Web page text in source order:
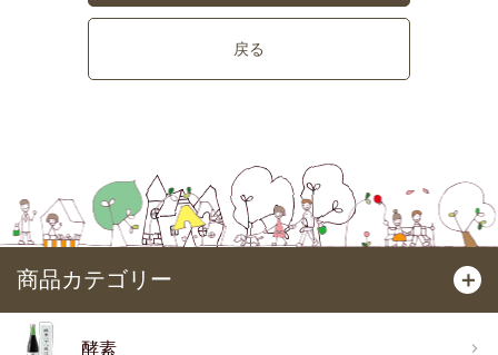
戻る
商品カテゴリー ＋
酵素